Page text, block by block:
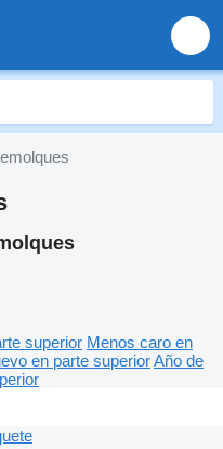
superior Menos caro en
en parte superiorAño de